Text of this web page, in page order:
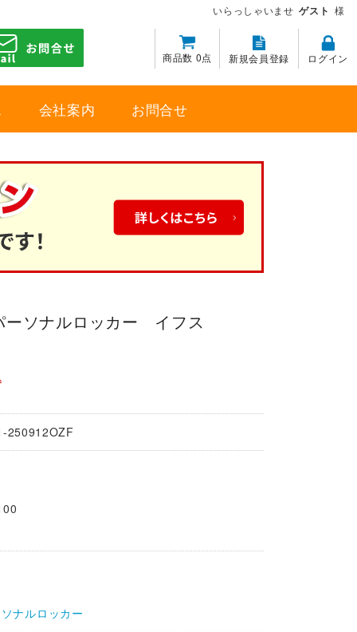
いらっしゃいませ ゲスト 様
新規会員登録 ログイン
商品数 0点
会社案内 お問合せ
ソナルロッカー イフス
250912OZF
ナルロッカー